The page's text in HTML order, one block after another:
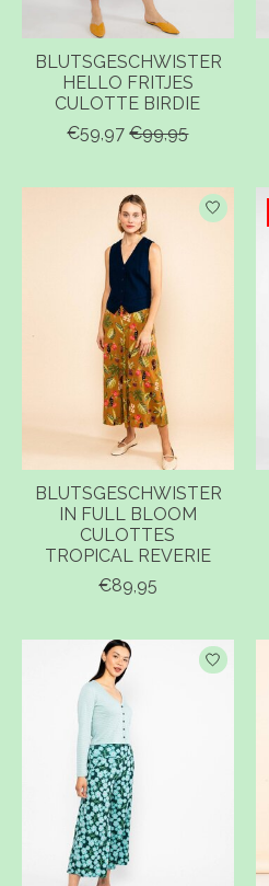
BLUTSGESCHWISTER
HELLO FRITJES
CULOTTE BIRDIE
€59,97 €99,95
BLUTSGESCHWISTER
IN FULL BLOOM
CULOTTES
TROPICAL REVERIE
€89,95